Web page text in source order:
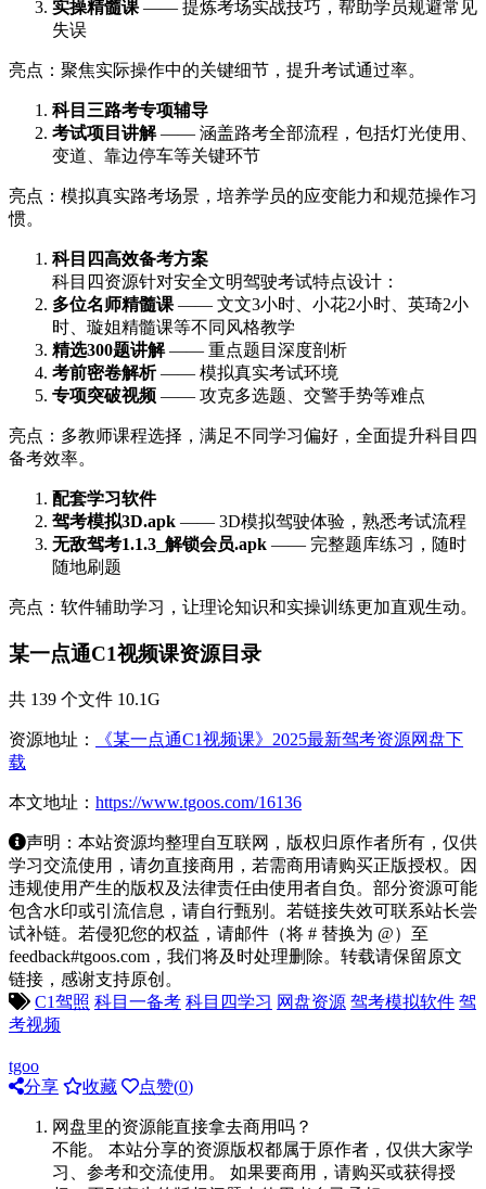
实操精髓课 —— 提炼考场实战技巧，帮助学员规避常见
失误
亮点：聚焦实际操作中的关键细节，提升考试通过率。
科目三路考专项辅导
考试项目讲解—— 涵盖路考全部流程，包括灯光使用、
变道、靠边停车等关键环节
亮点：模拟真实路考场景，培养学员的应变能力和规范操作习
惯。
科目四高效备考方案
科目四资源针对安全文明驾驶考试特点设计：
多位名师精髓课 —— 文文3小时、小花2小时、英琦2小
时、璇姐精髓课等不同风格教学
精选300题讲解—— 重点题目深度剖析
考前密卷解析—— 模拟真实考试环境
专项突破视频 —— 攻克多选题、交警手势等难点
亮点：多教师课程选择，满足不同学习偏好，全面提升科目四
备考效率。
配套学习软件
驾考模拟3D.apk —— 3D模拟驾驶体验，熟悉考试流程
无敌驾考1.1.3_解锁会员.apk —— 完整题库练习，随时
随地刷题
亮点：软件辅助学习，让理论知识和实操训练更加直观生动。
某一点通C1视频课资源目录
共 139 个文件 10.1G
资源地址：
《某一点通C1视频课》2025最新驾考资源网盘下
载
本文地址： https://www.tgoos.com/16136
声明：本站资源均整理自互联网，版权归原作者所有，仅供
学习交流使用，请勿直接商用，若需商用请购买正版授权。因
违规使用产生的版权及法律责任由使用者自负。部分资源可能
包含水印或引流信息，请自行甄别。若链接失效可联系站长尝
试补链。若侵犯您的权益，请邮件（将 # 替换为 @）至
feedback#tgoos.com，我们将及时处理删除。转载请保留原文
链接，感谢支持原创。
C1驾照 科目一备考 科目四学习 网盘资源 驾考模拟软件 驾
考视频
tgoo
分享
收藏 点赞(0)
网盘里的资源能直接拿去商用吗？
不能。 本站分享的资源版权都属于原作者，仅供大家学
习、参考和交流使用。 如果要商用，请购买或获得授